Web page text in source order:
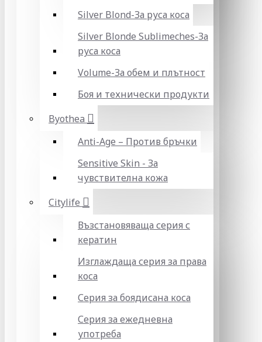
Silver Blond-За руса коса
Silver Blonde Sublіmeches-За
руса коса
Volume-За обем и плътност
Боя и технически продукти
Byothea
Anti-Age – Против бръчки
Sensitive Skin - За
чувствителна кожа
Citylife
Възстановяваща серия с
кератин
Изглаждаща серия за права
коса
Серия за боядисана коса
Серия за ежедневна
употреба